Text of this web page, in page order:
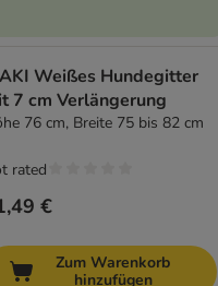
Weißes Hundegitter
7 cm Verlängerung
76 cm, Breite 75 bis 82 cm
€
rated
Zum Warenkorb
hinzufügen